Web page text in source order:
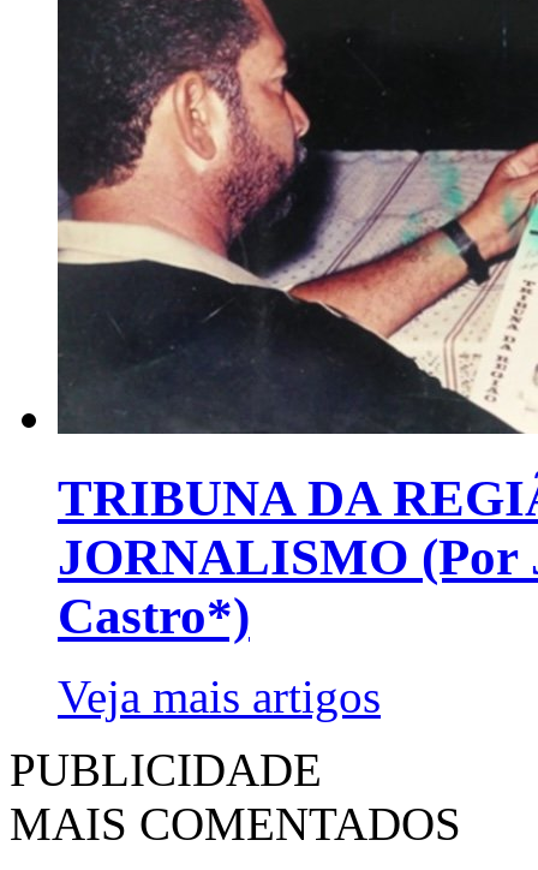
TRIBUNA DA
JORNALISMO (Por
Castro*)
Veja mais artigos
PUBLICIDADE
MAIS COMENTADOS